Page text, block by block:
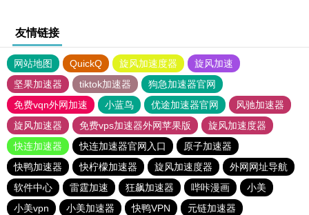
友情链接
网站地图 QuickQ 旋风加速度器
旋风加速
坚果加速器
tiktok加速器
狗急加速器官网
免费vqn外网加速
小蓝鸟 优途加速器官网
风驰加速器
旋风加速器
免费vps加速器外网苹果版
旋风加速度器
快连加速器
快连加速器官网入口
原子加速器
快鸭加速器
快柠檬加速器 旋风加速度器
外网网址导航
软件中心
雷霆加速 狂飙加速器 哔咔漫画
小美
小美vpn
小美加速器 快鸭VPN
元链加速器